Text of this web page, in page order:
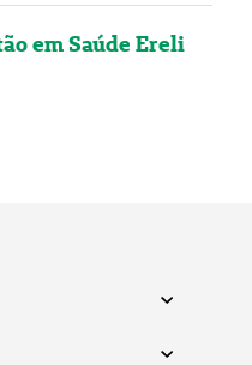
em Saúde Ereli